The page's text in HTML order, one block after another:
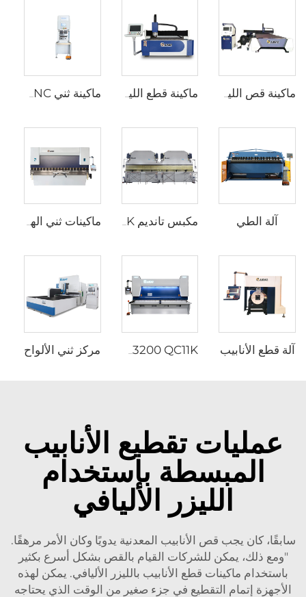
ماكينة قطع الليزر الألياف CNC
آلة الطي مكبس تانديم 2XWE67K لصناعة الأعمدة الخفيفة ماكينات ثني الهيدروليكية WC67Y مع متحكم CNC من نوع E300
آلة قطع الأنابيب 12X3200 QC11K ماكينة قص CNC من نوع الهيدروليكية مع DAC360T مركز ثني الألواح
عمليات تقطيع الأنابيب
المبسطة باستخدام
الليزر الأليافي
سابقًا، كان يجب قص الأنابيب المعدنية يدويًا وكان الأمر مرهقًا.
"ومع ذلك، يمكن للشركات القيام بالقص بشكل أسرع بكثير
باستخدام ماكينات قطع الأنابيب بالليزر الأليافي. يمكن لهذه
الأجهزة إتمام التقطيع في جزء صغير من الوقت الذي يحتاجه